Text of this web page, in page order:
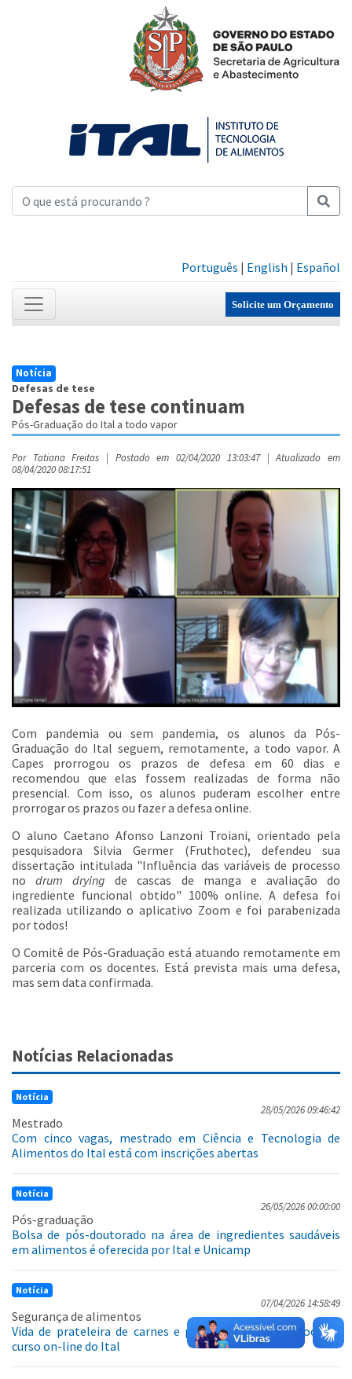
Português | English | Español
Solicite um Orçamento
Notícia
Defesas de tese
Defesas de tese continuam
Pós-Graduação do Ital a todo vapor
Por Tatiana Freitas | Postado em 02/04/2020 13:03:47 | Atualizado em
08/04/2020 08:17:51
Com pandemia ou sem pandemia, os alunos da Pós-
Graduação do Ital seguem, remotamente, a todo vapor. A
Capes prorrogou os prazos de defesa em 60 dias e
recomendou que elas fossem realizadas de forma não
presencial. Com isso, os alunos puderam escolher entre
prorrogar os prazos ou fazer a defesa online.
O aluno Caetano Afonso Lanzoni Troiani, orientado pela
pesquisadora Silvia Germer (Fruthotec), defendeu sua
dissertação intitulada "Influência das variáveis de processo
nodrum drying de cascas de manga e avaliação do
ingrediente funcional obtido" 100% online. A defesa foi
realizada utilizando o aplicativo Zoom e foi parabenizada
por todos!
O Comitê de Pós-Graduação está atuando remotamente em
parceria com os docentes. Está prevista mais uma defesa,
mas sem data confirmada.
Notícias Relacionadas
Notícia
28/05/2026 09:46:42
Mestrado
Com cinco vagas, mestrado em Ciência e Tecnologia de
Alimentos do Ital está com inscrições abertas
Notícia
26/05/2026 00:00:00
Pós-graduação
Bolsa de pós-doutorado na área de ingredientes saudáveis
em alimentos é oferecida por Ital e Unicamp
Notícia
07/04/2026 14:58:49
Segurança de alimentos
Vida de prateleira de carnes e produtos cárneos é foco de
curso on-line do Ital